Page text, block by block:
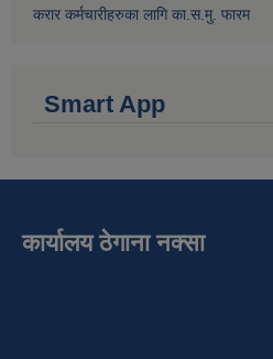
करार कर्मचारीहरुका लागि का.स.मु. फारम
Smart App
कार्यालय ठेगाना नक्सा